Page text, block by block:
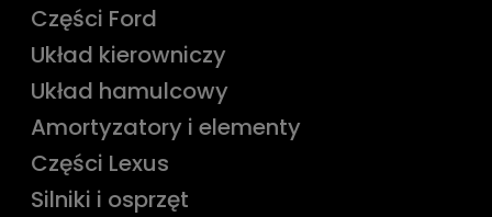
Części Ford
Układ kierowniczy
Układ hamulcowy
Amortyzatory i elementy
Części Lexus
Silniki i osprzęt